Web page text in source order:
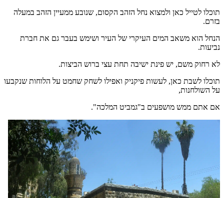
תוכלו לטייל כאן ולמצוא נחל הזהב הקסום, שנובע ממעיין הזהב במעלה
בזרם.
הנחל הוא משאב המים העיקרי של העיר ושימש בעבר גם את חברת
נביעות.
לא רחוק משם, יש פינת ישיבה תחת עצי ברוש הביצות.
תוכלו לשבת כאן, לעשות פיקניק ואפילו לשחק שחמט על הלוחות שנקבעו
על השולחנות,
אם אתם ממש מושפעים ב"גמביט המלכה".